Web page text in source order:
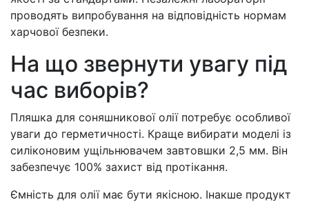
проводять випробування на відповідність нормам
харчової безпеки.
На що звернути увагу під
час виборів?
Пляшка для соняшникової олії потребує особливої ​​
уваги до герметичності. Краще вибирати моделі із
силіконовим ущільнювачем завтовшки 2,5 мм. Він
забезпечує 100% захист від протікання.
Ємність для олії має бути якісною. Інакше продукт